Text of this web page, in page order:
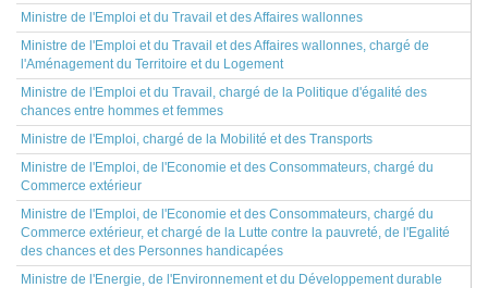
Ministre de l'Emploi et du Travail et des Affaires wallonnes
Ministre de l'Emploi et du Travail et des Affaires wallonnes, chargé de
l'Aménagement du Territoire et du Logement
Ministre de l'Emploi et du Travail, chargé de la Politique d'égalité des
chances entre hommes et femmes
Ministre de l'Emploi, chargé de la Mobilité et des Transports
Ministre de l'Emploi, de l'Economie et des Consommateurs, chargé du
Commerce extérieur
Ministre de l'Emploi, de l'Economie et des Consommateurs, chargé du
Commerce extérieur, et chargé de la Lutte contre la pauvreté, de l'Egalité
des chances et des Personnes handicapées
Ministre de l'Energie, de l'Environnement et du Développement durable